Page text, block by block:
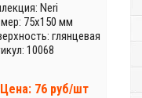
Neri
75x150 мм
глянцевая
10068
Цена: 76 руб/шт